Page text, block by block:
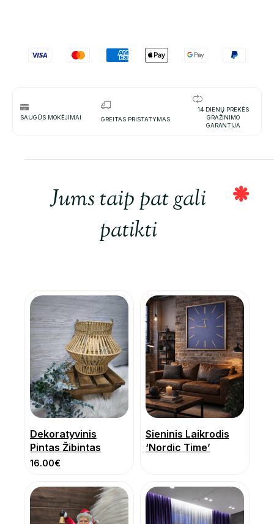
SAUGŪS MOKĖJIMAI GREITAS PRISTATYMAS
14 DIENŲ PREKĖS
GRAŽINIMO
GARANTIJA
Jums taip pat gali
patikti
Dekoratyvinis
Pintas Žibintas
16.00€
Sieninis Laikrodis
‘Nordic Time’